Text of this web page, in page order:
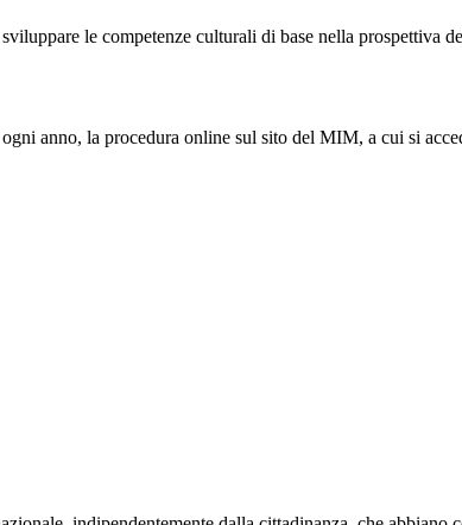
le competenze culturali di base nella prospettiva
anno, la procedura online sul sito del MIM, a cui si